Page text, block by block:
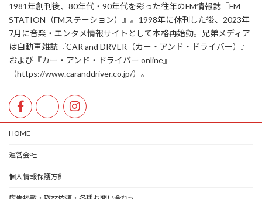
1981年創刊後、80年代・90年代を彩った往年のFM情報誌『FM
STATION（FMステーション）』。1998年に休刊した後、2023年
7月に音楽・エンタメ情報サイトとして本格再始動。兄弟メディア
は自動車雑誌『CAR and DRVER（カー・アンド・ドライバー）』
および『カー・アンド・ドライバー online』
（https://www.caranddriver.co.jp/）。
HOME
運営会社
個人情報保護方針